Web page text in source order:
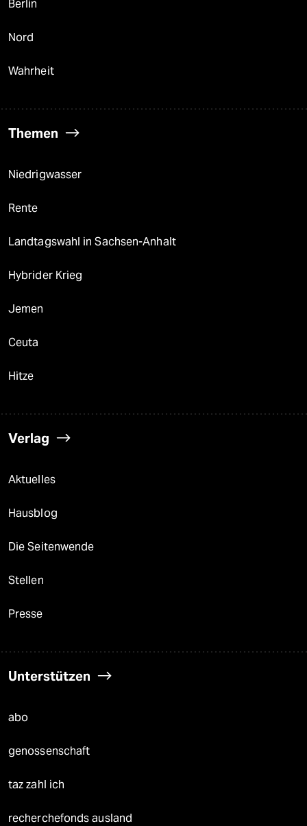
Berlin
Nord
Wahrheit
Themen
Niedrigwasser
Rente
Landtagswahl in Sachsen-Anhalt
Hybrider Krieg
Jemen
Ceuta
Hitze
Verlag
Aktuelles
Hausblog
Die Seitenwende
Stellen
Presse
Unterstützen
abo
genossenschaft
taz zahl ich
recherchefonds ausland